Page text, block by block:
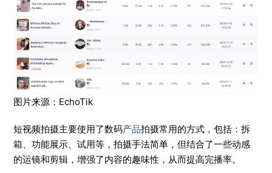
图片来源：EchoTik
短视频拍摄主要使用了数码产品拍摄常用的方式，包括：拆
箱、功能展示、试用等，拍摄手法简单，但结合了一些动感
的运镜和剪辑，增强了内容的趣味性，从而提高完播率。